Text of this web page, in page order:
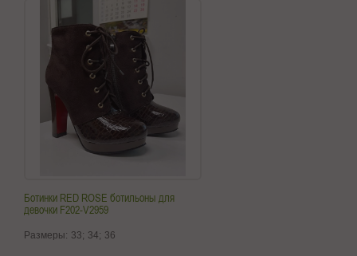
Ботинки RED ROSE ботильоны для
девочки F202-V2959
Размеры: 33; 34; 36